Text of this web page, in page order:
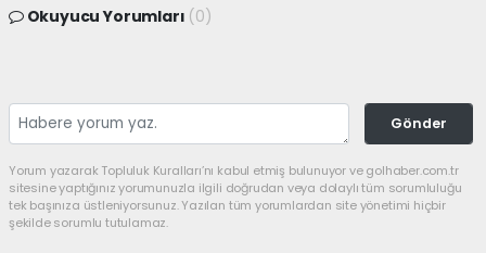
Okuyucu Yorumları (0)
Gönder
Yorum yazarak Topluluk Kuralları’nı kabul etmiş bulunuyor ve golhaber.com.tr
sitesine yaptığınız yorumunuzla ilgili doğrudan veya dolaylı tüm sorumluluğu
tek başınıza üstleniyorsunuz. Yazılan tüm yorumlardan site yönetimi hiçbir
şekilde sorumlu tutulamaz.